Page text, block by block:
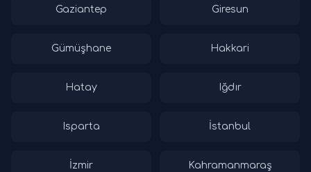
Gaziantep Giresun
Gümüşhane Hakkari
Hatay Iğdır
Isparta İstanbul
İzmir Kahramanmaraş